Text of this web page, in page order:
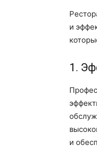
и
1.
и